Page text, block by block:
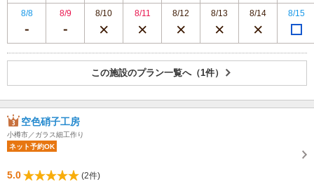
8/8
8/9 8/10 8/11 8/12 8/13 8/14 8/15
この施設のプラン一覧へ（1件）
空色硝子工房
小樽市／ガラス細工作り
ネット予約OK
5.0
(2件)